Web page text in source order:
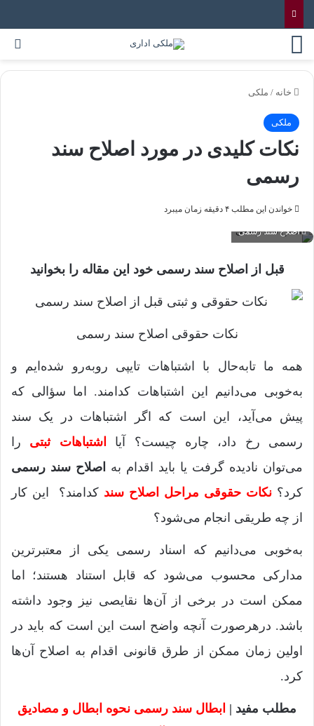
خانه / ملکی
ملکی
نکات کلیدی در مورد اصلاح سند
رسمی
خواندن این مطلب ۴ دقیقه زمان میبرد
اصلاح سند رسمی
قبل از اصلاح سند رسمی خود این مقاله را بخوانید
نکات حقوقی اصلاح سند رسمی
همه ما تابه‌حال با اشتباهات تایپی روبه‌رو شده‌ایم و
به‌خوبی می‌دانیم این اشتباهات کدامند. اما سؤالی که
پیش می‌آید، این است که اگر اشتباهات در یک سند
رسمی رخ داد، چاره چیست؟ آیا
اشتباهات ثبتی را
می‌توان نادیده گرفت یا باید اقدام به
اصلاح سند رسمی
کرد؟ نکات حقوقی مراحل اصلاح سند کدامند؟ این کار
از چه طریقی انجام می‌شود؟
به‌خوبی می‌دانیم که اسناد رسمی یکی از معتبرترین
مدارکی محسوب می‌شود که قابل استناد هستند؛ اما
ممکن است در برخی از آن‌ها نقایصی نیز وجود داشته
باشد. درهرصورت آنچه واضح است این است که باید در
اولین زمان ممکن از طرق قانونی اقدام به اصلاح آن‌ها
کرد.
مطلب مفید | ابطال سند رسمی نحوه ابطال و مصادیق